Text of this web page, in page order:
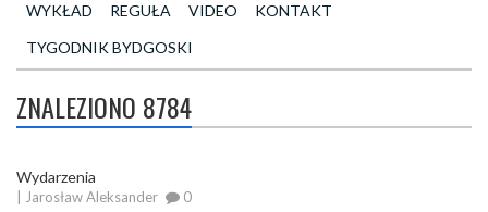
WYKŁAD
REGUŁA VIDEO
KONTAKT
TYGODNIK BYDGOSKI
ZNALEZIONO 8784
Wydarzenia
| Jarosław Aleksander 0